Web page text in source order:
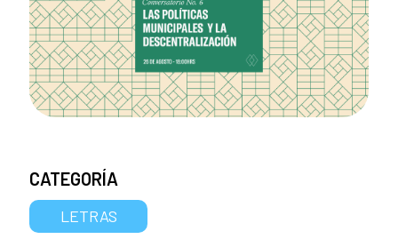
CATEGORÍA
LETRAS